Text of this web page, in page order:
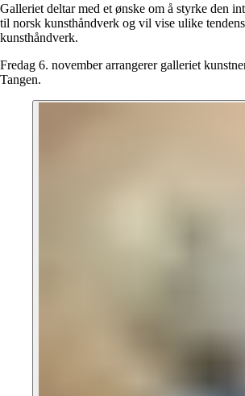
Galleriet deltar med et ønske om å styrke den
til norsk kunsthåndverk og vil vise ulike
kunsthåndverk.
Fredag 6. november arrangerer galleriet
Tangen.